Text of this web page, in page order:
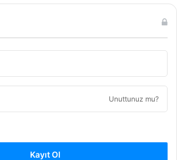
Unuttunuz mu?
Kayıt Ol